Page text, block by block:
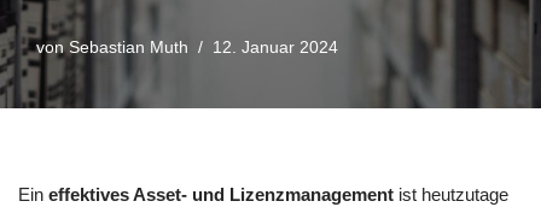
von Sebastian Muth 12. Januar 2024
Ein effektives Asset- und Lizenzmanagement ist heutzutage